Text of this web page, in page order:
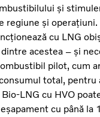
și
regiune și
cu LNG
acestea – și
pilot, cum
total, pentru
LNG cu HVO
cu până